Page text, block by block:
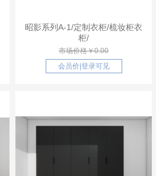
昭影系列A-1/定制衣柜/梳妆柜衣
柜/
市场价格￥0.00
会员价 登录可见